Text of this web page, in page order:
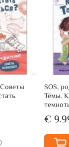
SOS,
Тёмы.
€